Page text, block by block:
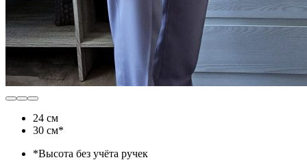
24 см
30 см*
*Высота без учёта ручек